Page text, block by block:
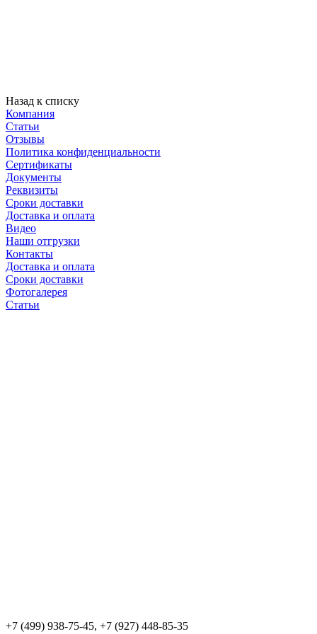
Назад к списку
Компания
Статьи
Отзывы
Политика конфиденциальности
Сертификаты
Документы
Реквизиты
Сроки доставки
Доставка и оплата
Видео
Наши отгрузки
Контакты
Доставка и оплата
Сроки доставки
Фотогалерея
Статьи
+7 (499) 938-75-45, +7 (927) 448-85-35